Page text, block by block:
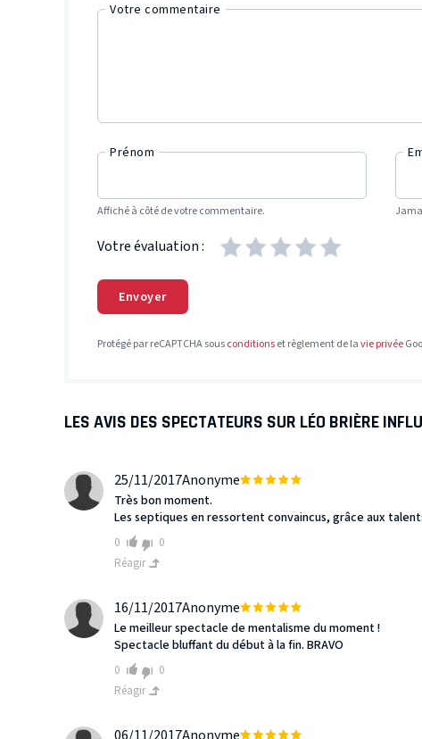
Votre commentaire
Prénom
Affiché à côté de votre commentaire.
Votre évaluation :
Envoyer
Protégé par reCAPTCHA sousconditionset règlement de lavie privée
LES AVIS DES SPECTATEURS SUR LÉO BRIÈRE
25/11/2017Anonyme
Très bon moment.
Les septiques en ressortent convaincus, grâce aux
0
0
Réagir
16/11/2017Anonyme
Le meilleur spectacle de mentalisme du moment !
Spectacle bluffant du début à la fin. BRAVO
0
0
Réagir